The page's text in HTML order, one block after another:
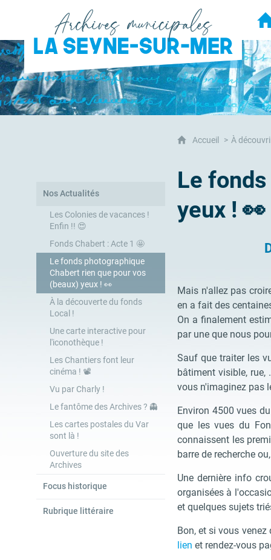
Archives municipales de la
Nos Actualités
Les Colonies de vacances !
Enfin !! 😍
Fonds Chabert : Acte 1 🤩
Le fonds photographique
Chabert rien que pour vos
(beaux) yeux ! 👀
À la découverte du fonds
Local !
Une carte interactive pour
l'iconothèque !
Les Chantiers font leur
cinéma ! 📽
Vu par Charly !
Le fantôme des Archives ? 👻
Les cartes postales du Var
sont là !
Ouverture du site des
Archives
Focus historique
Rubrique littéraire
Accueil À
Le
yeux ! 👀
Mais n'allez pas
en a fait des
On a finalement
par une que nous
Sauf que traiter les
bâtiment visible,
vous n'imaginez pas
Environ 4500 vues
que les vues du
connaissent les
barre de recherche
Une dernière info
organisées à
et quelques sujets
Bon, et si vous
lien et rendez-vous